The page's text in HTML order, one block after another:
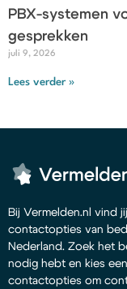
PBX-systemen
gesprekken
juli 9, 2026
Lees verder »
Bij Vermelden.nl vind
contactopties van
Nederland. Zoek het
nodig hebt en kies
contactopties om